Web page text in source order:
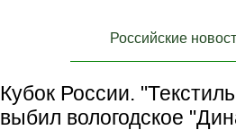
Российские
Кубок России.
выбил вологодское